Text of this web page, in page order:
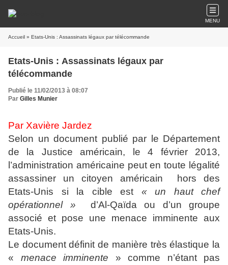
MENU
Accueil » Etats-Unis : Assassinats légaux par télécommande
Etats-Unis : Assassinats légaux par
télécommande
Publié le 11/02/2013 à 08:07
Par Gilles Munier
Par Xavière Jardez
Selon un document publié par le Département
de la Justice américain, le 4 février 2013,
l’administration américaine peut en toute légalité
assassiner un citoyen américain hors des
Etats-Unis si la cible est « un haut chef
opérationnel » d’Al-Qaïda ou d’un groupe
associé et pose une menace imminente aux
Etats-Unis.
Le document définit de manière très élastique la
« menace imminente » comme n’étant pas